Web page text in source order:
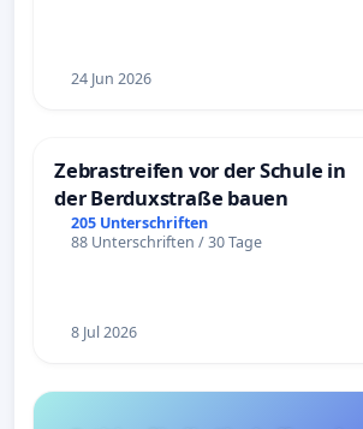
24 Jun 2026
Zebrastreifen vor der Schule in
der Berduxstraße bauen
205 Unterschriften
88 Unterschriften / 30 Tage
8 Jul 2026